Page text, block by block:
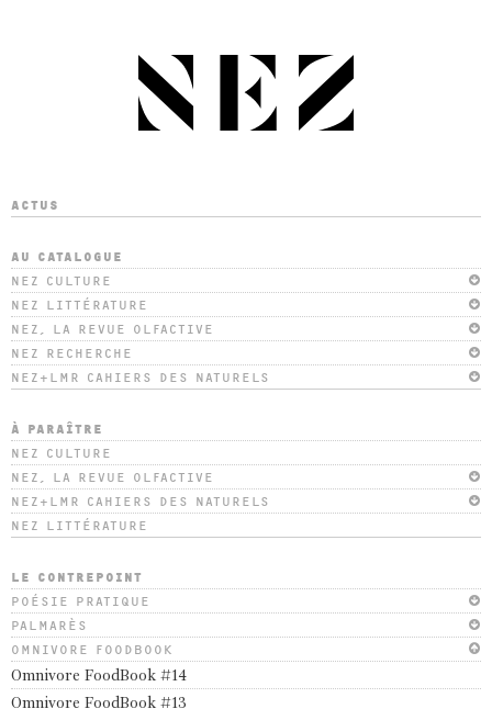
ACTUS
AU CATALOGUE
NEZ CULTURE
NEZ LITTÉRATURE
NEZ, LA REVUE OLFACTIVE
NEZ RECHERCHE
NEZ+LMR CAHIERS DES NATURELS
À PARAÎTRE
NEZ CULTURE
NEZ, LA REVUE OLFACTIVE
NEZ+LMR CAHIERS DES NATURELS
NEZ LITTÉRATURE
LE CONTREPOINT
POÉSIE PRATIQUE
PALMARÈS
OMNIVORE FOODBOOK
Omnivore FoodBook #14
Omnivore FoodBook #13